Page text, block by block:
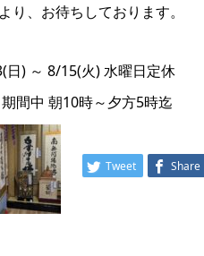
り、お待ちしております。
日) ～ 8/15(火) 水曜日定休
間中 朝10時～夕方5時迄
Tweet Share